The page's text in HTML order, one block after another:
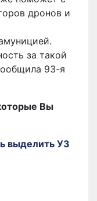
дронов и
за такой
93-я
Вы
выделить УЗ